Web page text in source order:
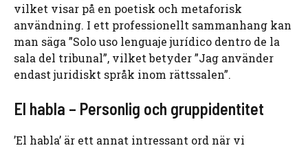
vilket visar på en poetisk och metaforisk
användning. I ett professionellt sammanhang kan
man säga ”Solo uso lenguaje jurídico dentro de la
sala del tribunal”, vilket betyder ”Jag använder
endast juridiskt språk inom rättssalen”.
El habla – Personlig och gruppidentitet
’El habla’ är ett annat intressant ord när vi